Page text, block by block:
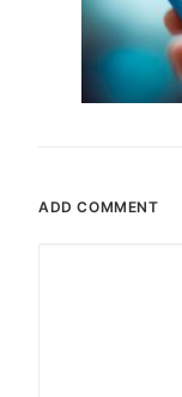
ADD COMMENT